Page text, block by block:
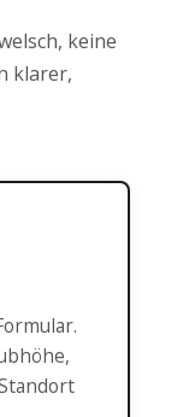
keine
klarer,